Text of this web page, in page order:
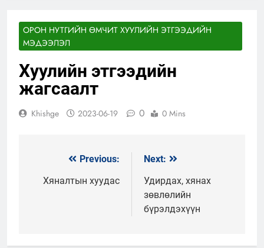
ОРОН НУТГИЙН ӨМЧИТ ХУУЛИЙН ЭТГЭЭДИЙН
МЭДЭЭЛЭЛ
Хуулийн этгээдийн
жагсаалт
Khishge 2023-06-19 0 0 Mins
Мэдээний
цэс
Previous:
Хяналтын хуудас
Next:
Удирдах, хянах
зөвлөлийн
бүрэлдэхүүн